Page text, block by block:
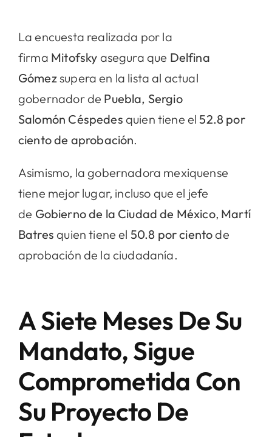
La encuesta realizada por la
firma Mitofsky asegura que Delfina
Gómezsupera en la lista al actual
gobernador de Puebla, Sergio
Salomón Céspedes quien tiene el52.8 por
ciento de aprobación.
Asimismo, la gobernadora mexiquense
tiene mejor lugar, incluso que el jefe
de Gobierno de la Ciudad de México, Martí
Batres quien tiene el 50.8 por cientode
aprobación de la ciudadanía.
A Siete Meses De Su
Mandato, Sigue
Comprometida Con
Su Proyecto De